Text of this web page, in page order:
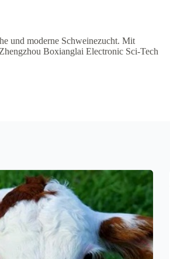
und moderne Schweinezucht. Mit
Boxianglai Electronic Sci-Tech